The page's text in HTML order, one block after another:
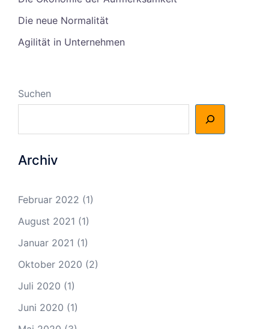
Die neue Normalität
Agilität in Unternehmen
Suchen
Archiv
Februar 2022 (1)
August 2021 (1)
Januar 2021 (1)
Oktober 2020 (2)
Juli 2020 (1)
Juni 2020 (1)